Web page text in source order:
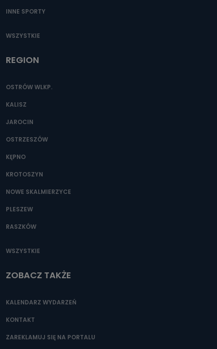
INNE SPORTY
WSZYSTKIE
REGION
OSTRÓW WLKP.
KALISZ
JAROCIN
OSTRZESZÓW
KĘPNO
KROTOSZYN
NOWE SKALMIERZYCE
PLESZEW
RASZKÓW
WSZYSTKIE
ZOBACZ TAKŻE
KALENDARZ WYDARZEŃ
KONTAKT
ZAREKLAMUJ SIĘ NA PORTALU